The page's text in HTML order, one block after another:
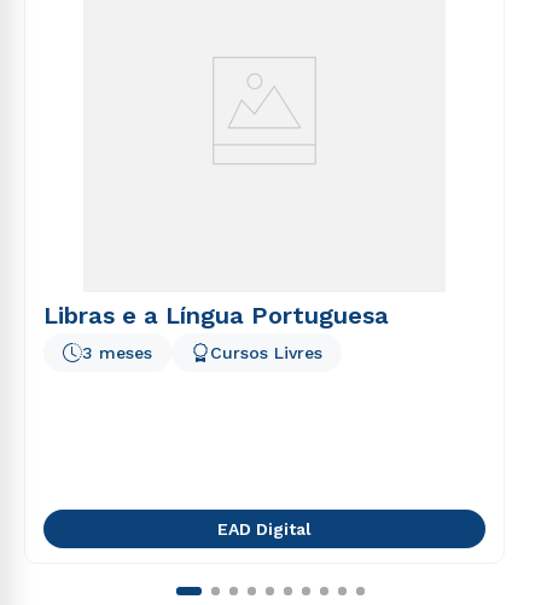
Libras e a Língua Portuguesa
3 meses Cursos Livres
EAD Digital